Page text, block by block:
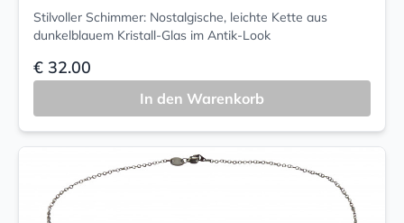
Stilvoller Schimmer: Nostalgische, leichte Kette aus
dunkelblauem Kristall-Glas im Antik-Look
€ 32.00
In den Warenkorb